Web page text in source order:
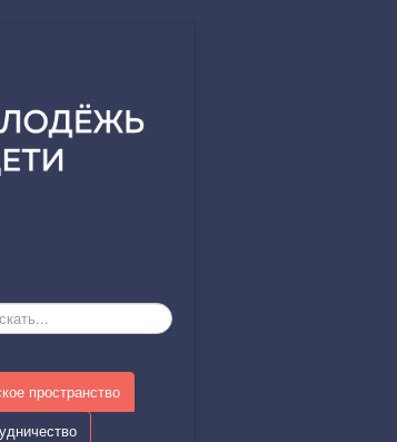
пространство